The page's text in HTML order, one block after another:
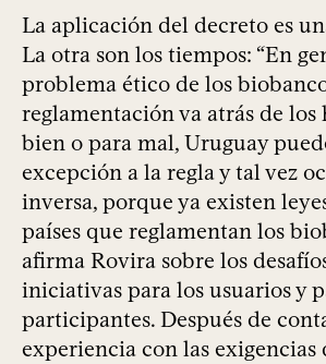
La aplicación del decreto es
La otra son los tiempos: “En
problema ético de los
reglamentación va atrás de los
bien o para mal, Uruguay
excepción a la regla y tal vez
inversa, porque ya existen
países que reglamentan los
afirma Rovira sobre los
iniciativas para los usuarios y
participantes. Después de
experiencia con las exigencias